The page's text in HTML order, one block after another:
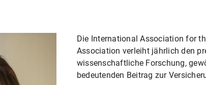
Die International Association for
Association verleiht jährlich den
wissenschaftliche Forschung,
bedeutenden Beitrag zur